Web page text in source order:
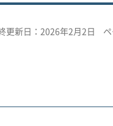
更新日：2026年2月2日